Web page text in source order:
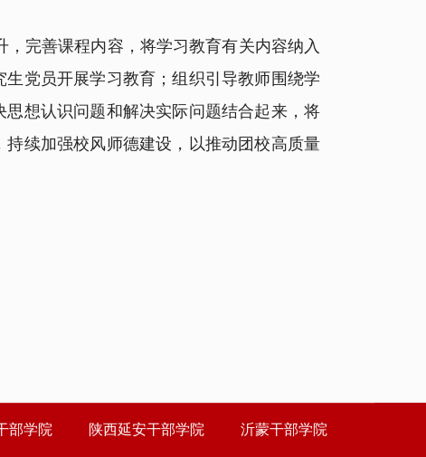
完善课程内容，将学习教育有关内容纳入
党员开展学习教育；组织引导教师围绕学
想认识问题和解决实际问题结合起来，将
续加强校风师德建设，以推动团校高质量
部学院 陕西延安干部学院
沂蒙干部学院